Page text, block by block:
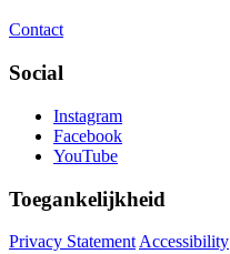
Contact
Social
Instagram
Facebook
YouTube
Toegankelijkheid
Privacy Statement Accessibility